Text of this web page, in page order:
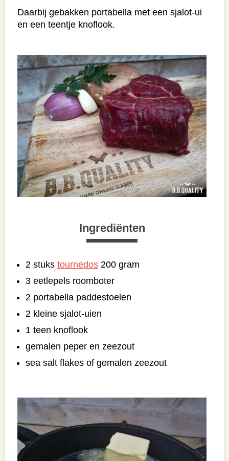
Daarbij gebakken portabella met een sjalot-ui
en een teentje knoflook.
Ingrediënten
2 stuks tournedos 200 gram
3 eetlepels roomboter
2 portabella paddestoelen
2 kleine sjalot-uien
1 teen knoflook
gemalen peper en zeezout
sea salt flakes of gemalen zeezout